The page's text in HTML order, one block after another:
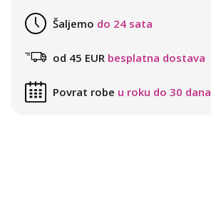
Šaljemo do 24 sata
od 45 EUR besplatna dostava
Povrat robe u roku do 30 dana